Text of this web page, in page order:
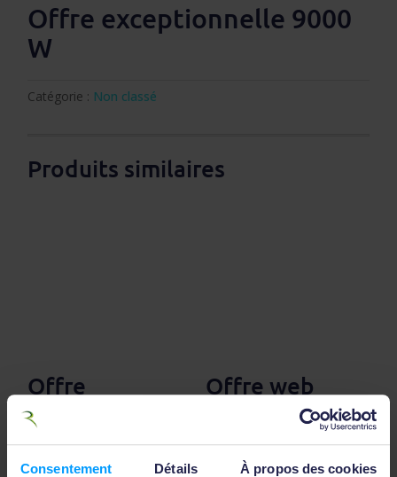
Consentement Détails À propos des cookies
Offre exceptionnelle 9000
W
Catégorie : Non classé
Produits similaires
Offre
exceptionnelle
3000 W
Offre web
3000 Watts
300,00€